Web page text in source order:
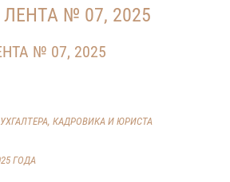
№ 07, 2025
№ 07, 2025
КАДРОВИКА И ЮРИСТА
ГОДА